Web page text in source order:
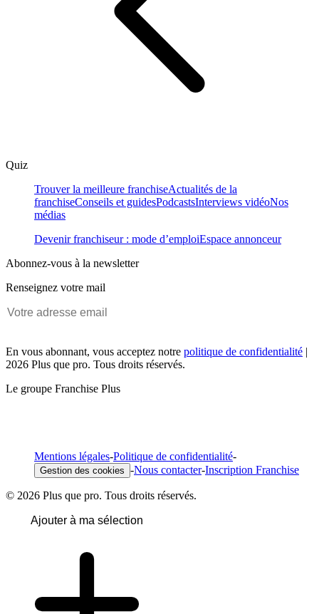
Quiz
Trouver la meilleure franchiseActualités de la
franchiseConseils et guidesPodcastsInterviews vidéoNos
médias
Devenir franchiseur : mode d’emploiEspace annonceur
Abonnez-vous à la newsletter
Renseignez votre mail
En vous abonnant, vous acceptez notre politique de confidentialité |
2026 Plus que pro. Tous droits réservés.
Le groupe Franchise Plus
Mentions légales-Politique de confidentialité-
Gestion des cookies -Nous contacter-Inscription Franchise
© 2026 Plus que pro. Tous droits réservés.
Ajouter à ma sélection